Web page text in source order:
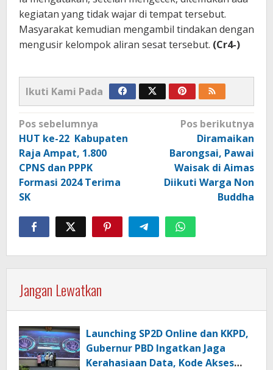
kegiatan yang tidak wajar di tempat tersebut.
Masyarakat kemudian mengambil tindakan dengan
mengusir kelompok aliran sesat tersebut. (Cr4-)
Ikuti Kami Pada
Navigasi
pos
Pos sebelumnya
HUT ke-22 Kabupaten
Raja Ampat, 1.800
CPNS dan PPPK
Formasi 2024 Terima
SK
Pos berikutnya
Diramaikan
Barongsai, Pawai
Waisak di Aimas
Diikuti Warga Non
Buddha
Jangan Lewatkan
Launching SP2D Online dan KKPD,
Gubernur PBD Ingatkan Jaga
Kerahasiaan Data, Kode Akses